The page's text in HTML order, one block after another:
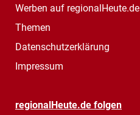
Werben auf regionalHeute.de
Themen
Datenschutzerklärung
Impressum
regionalHeute.de folgen